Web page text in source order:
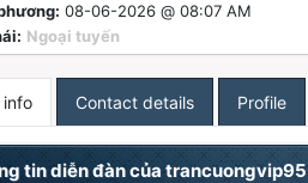
08-06-2026 @ 08:07 AM
Ngoại tuyến
info Contact details Profile
tin diễn đàn của trancuongvip95